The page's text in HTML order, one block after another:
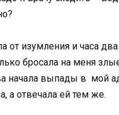
от изумления и часа
бросала на меня
начала выпады в мой
а отвечала ей тем же.